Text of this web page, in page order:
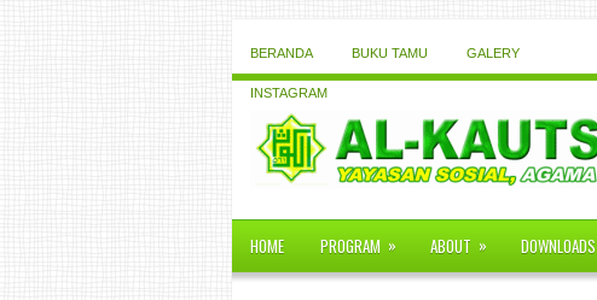
BERANDA BUKU TAMU GALERY
INSTAGRAM
HOME PROGRAM » ABOUT » DOWNLOADS